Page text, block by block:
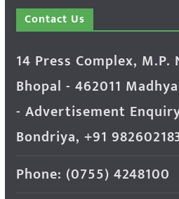
Contact Us
14 Press Complex, M.P.
Bhopal - 462011
- Advertisement
Bondriya, +91
Phone: (0755) 4248100